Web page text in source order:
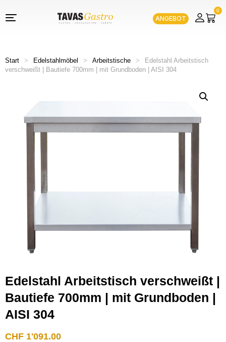
ANGEBOT
0
Start > Edelstahlmöbel > Arbeitstische >
Edelstahl Arbeitstisch
verschweißt | Bautiefe 700mm | mit Grundboden | AISI 304
Edelstahl Arbeitstisch verschweißt |
Bautiefe 700mm | mit Grundboden |
AISI 304
CHF 1'091.00